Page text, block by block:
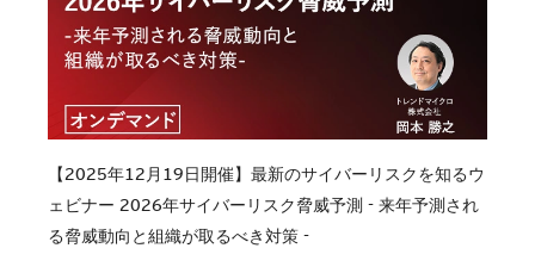
【2025年12月19日開催】最新のサイバーリスクを知るウ
ェビナー 2026年サイバーリスク脅威予測 - 来年予測され
る脅威動向と組織が取るべき対策 -